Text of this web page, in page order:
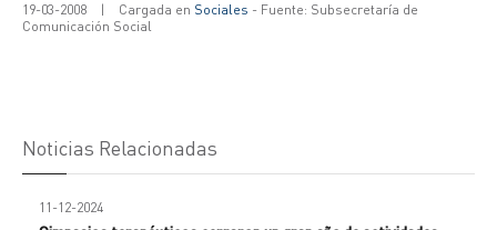
19-03-2008 | Cargada en Sociales - Fuente: Subsecretaría de
Comunicación Social
Noticias Relacionadas
11-12-2024